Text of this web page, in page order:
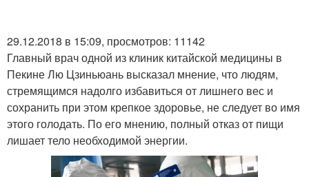
29.12.2018 в 15:09, просмотров: 11142
Главный врач одной из клиник китайской медицины в
Пекине Лю Цзиньюань высказал мнение, что людям,
стремящимся надолго избавиться от лишнего вес и
сохранить при этом крепкое здоровье, не следует во имя
этого голодать. По его мнению, полный отказ от пищи
лишает тело необходимой энергии.